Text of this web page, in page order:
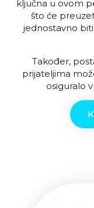
ključna u ovom
što će
jednostavno
Također,
prijateljima
osiguralo